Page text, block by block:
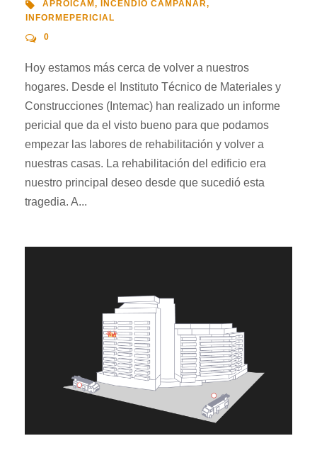
APROICAM , INCENDIO CAMPANAR,
INFORMEPERICIAL
0
Hoy estamos más cerca de volver a nuestros
hogares. Desde el Instituto Técnico de Materiales y
Construcciones (Intemac) han realizado un informe
pericial que da el visto bueno para que podamos
empezar las labores de rehabilitación y volver a
nuestras casas. La rehabilitación del edificio era
nuestro principal deseo desde que sucedió esta
tragedia. A...